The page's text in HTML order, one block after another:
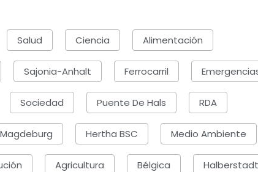
Salud Ciencia Alimentación
Sajonia-Anhalt Ferrocarril
Sociedad Puente De Hals RDA
Magdeburg Hertha BSC Medio Ambiente
Agricultura Bélgica Halberstadt